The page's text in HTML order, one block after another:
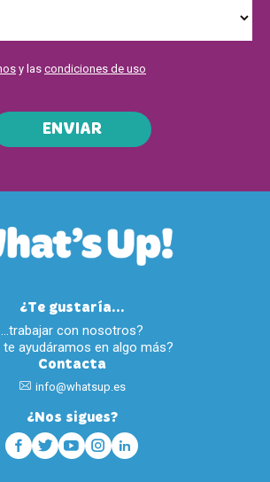
y las condiciones de uso
ENVIAR
¿Te gustaría...
…trabajar con nosotros?
te ayudáramos en algo más?
Contacta
info@whatsup.es
¿Nos sigues?